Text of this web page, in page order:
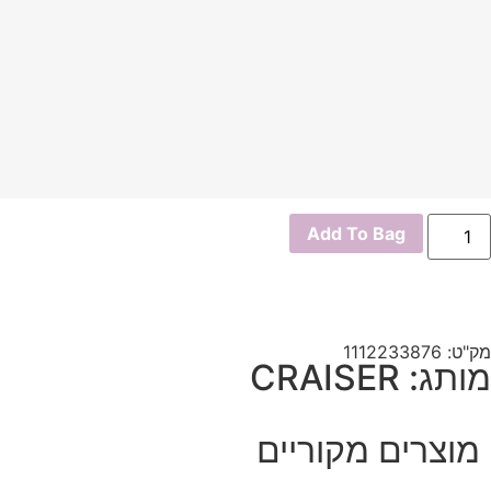
כמות
חולצת
Add To Bag
מק"ט: 1112233876
מותג: CRAISER
מוצרים מקוריים